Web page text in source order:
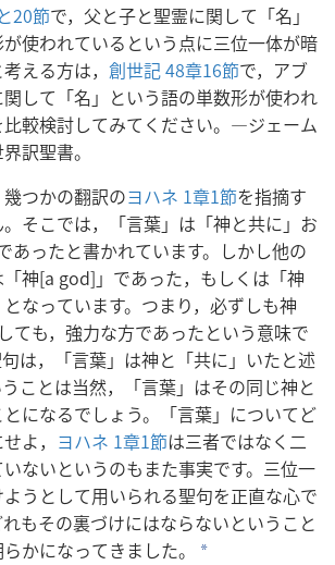
20節で，父と子と聖霊に関して「名」
使われているという点に三位一体が暗
える方は， 創世記 48章16節で，アブ
して「名」という語の単数形が使われ
較検討してみてください。―ジェーム
訳聖書。
つかの翻訳のヨハネ 1章1節を指摘す
そこでは，「言葉」は「神と共に」お
あったと書かれています。しかし他の
神[a god]」であった，もしくは「神
なっています。つまり，必ずしも神
ても，強力な方であったという意味で
は，「言葉」は神と「共に」いたと述
ことは当然，「言葉」はその同じ神と
になるでしょう。「言葉」についてど
よ， ヨハネ 1章1節は三者ではなく二
ないというのもまた事実です。三位一
うとして用いられる聖句を正直な心で
もその裏づけにはならないということ
かになってきました。
a